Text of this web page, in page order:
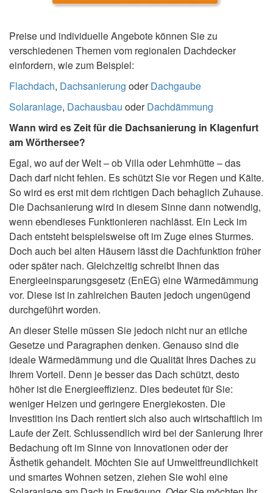
Preise und individuelle Angebote können Sie zu
verschiedenen Themen vom regionalen Dachdecker
einfordern, wie zum Beispiel:
Flachdach, Dachsanierung oderDachgaube
Solaranlage, Dachausbau oderDachdämmung
Wann wird es Zeit für die Dachsanierung in Klagenfurt
am Wörthersee?
Egal, wo auf der Welt – ob Villa oder Lehmhütte – das
Dach darf nicht fehlen. Es schützt Sie vor Regen und Kälte.
So wird es erst mit dem richtigen Dach behaglich Zuhause.
Die Dachsanierung wird in diesem Sinne dann notwendig,
wenn ebendieses Funktionieren nachlässt. Ein Leck im
Dach entsteht beispielsweise oft im Zuge eines Sturmes.
Doch auch bei alten Häusern lässt die Dachfunktion früher
oder später nach. Gleichzeitig schreibt Ihnen das
Energieeinsparungsgesetz (EnEG) eine Wärmedämmung
vor. Diese ist in zahlreichen Bauten jedoch ungenügend
durchgeführt worden.
An dieser Stelle müssen Sie jedoch nicht nur an etliche
Gesetze und Paragraphen denken. Genauso sind die
ideale Wärmedämmung und die Qualität Ihres Daches zu
Ihrem Vorteil. Denn je besser das Dach schützt, desto
höher ist die Energieeffizienz. Dies bedeutet für Sie:
weniger Heizen und geringere Energiekosten. Die
Investition ins Dach rentiert sich also auch wirtschaftlich im
Laufe der Zeit. Schlussendlich wird bei der Sanierung Ihrer
Bedachung oft im Sinne von Innovationen oder der
Ästhetik gehandelt. Möchten Sie auf Umweltfreundlichkeit
und smartes Wohnen setzen, ziehen Sie wohl eine